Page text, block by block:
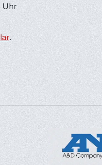
Uhr
.